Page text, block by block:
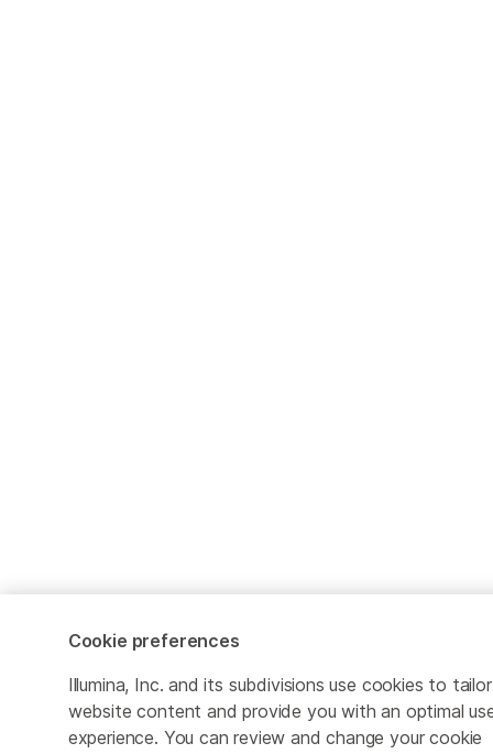
Cookie preferences
Illumina, Inc. and its subdivisions use cookies to tailor
website content and provide you with an optimal
experience. You can review and change your cookie